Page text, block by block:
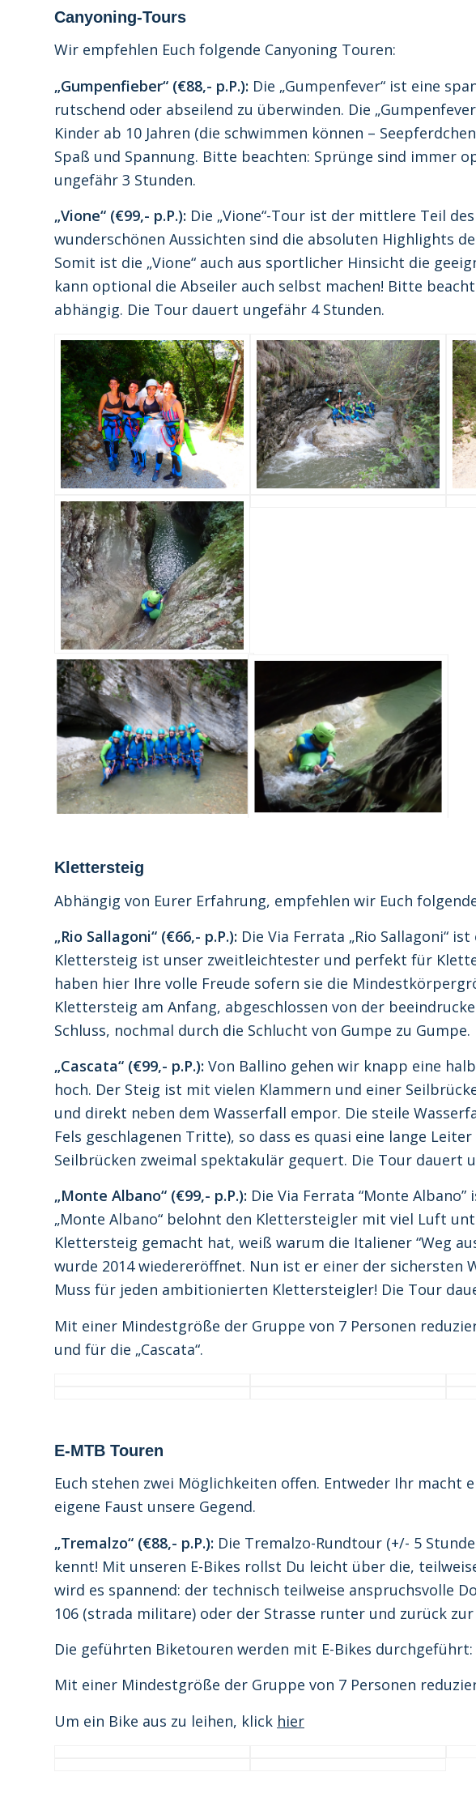
Canyoning-Tours
Wir empfehlen Euch folgende Canyoning Touren:
„Gumpenfieber“ (€88,- p.P.): Die „Gumpenfever“ ist eine
rutschend oder abseilend zu überwinden. Die
Kinder ab 10 Jahren (die schwimmen können –
Spaß und Spannung. Bitte beachten: Sprünge sind immer
ungefähr 3 Stunden.
„Vione“ (€99,- p.P.): Die „Vione“-Tour ist der mittlere Teil
wunderschönen Aussichten sind die absoluten Highlights
Somit ist die „Vione“ auch aus sportlicher Hinsicht die
kann optional die Abseiler auch selbst machen! Bitte
abhängig. Die Tour dauert ungefähr 4 Stunden.
Klettersteig
Abhängig von Eurer Erfahrung, empfehlen wir Euch
„Rio Sallagoni“ (€66,- p.P.): Die Via Ferrata „Rio Sallagoni“
Klettersteig ist unser zweitleichtester und perfekt für
haben hier Ihre volle Freude sofern sie die
Klettersteig am Anfang, abgeschlossen von der
Schluss, nochmal durch die Schlucht von Gumpe zu
„Cascata“ (€99,- p.P.): Von Ballino gehen wir knapp eine
hoch. Der Steig ist mit vielen Klammern und einer
und direkt neben dem Wasserfall empor. Die steile
Fels geschlagenen Tritte), so dass es quasi eine lange
Seilbrücken zweimal spektakulär gequert. Die Tour dauert
„Monte Albano“ (€99,- p.P.): Die Via Ferrata “Monte
„Monte Albano“ belohnt den Klettersteigler mit viel Luft
Klettersteig gemacht hat, weiß warum die Italiener “Weg
wurde 2014 wiedereröffnet. Nun ist er einer der sichersten
Muss für jeden ambitionierten Klettersteigler! Die Tour
Mit einer Mindestgröße der Gruppe von 7 Personen
und für die „Cascata“.
E-MTB Touren
Euch stehen zwei Möglichkeiten offen. Entweder Ihr
eigene Faust unsere Gegend.
„Tremalzo“ (€88,- p.P.): Die Tremalzo-Rundtour (+/- 5
kennt! Mit unseren E-Bikes rollst Du leicht über die,
wird es spannend: der technisch teilweise anspruchsvolle
106 (strada militare) oder der Strasse runter und zurück zur
Die geführten Biketouren werden mit E-Bikes
Mit einer Mindestgröße der Gruppe von 7 Personen
Um ein Bike aus zu leihen, klick hier